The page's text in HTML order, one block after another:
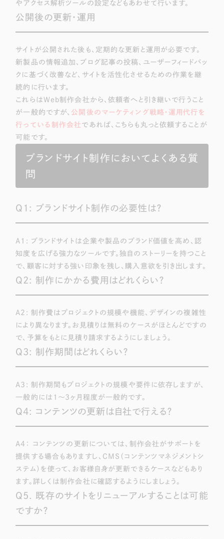
やアクセス解析ツールの設定などもあわせて行います。
公開後の更新・運用
サイトが公開された後も、定期的な更新と運用が必要です。
新製品の情報追加、ブログ記事の投稿、ユーザーフィードバッ
クに基づく改善など、サイトを活性化させるための作業を継
続的に行います。
これらはWeb制作会社から、依頼者へと引き継いで行うこと
が一般的ですが、 公開後のマーケティング戦略・運用代行を
行っている制作会社 であれば、こちらも丸っと依頼することが
可能です。
ブランドサイト制作においてよくある質
問
Q1: ブランドサイト制作の必要性は？
A1: ブランドサイトは企業や製品のブランド価値を高め、認
知度を広げる強力なツールです。独自のストーリーを持つこと
で、顧客に対する強い印象を残し、購入意欲を引き出します。
Q2: 制作にかかる費用はどれくらい？
A2: 制作費はプロジェクトの規模や機能、デザインの複雑性
により異なります。お見積りは無料のケースがほとんどですの
で、予算をもとに見積り請求するようにしましょう。
Q3: 制作期間はどれくらい？
A3: 制作期間もプロジェクトの規模や要件に依存しますが、
一般的には1〜3ヶ月程度が一般的です。
Q4: コンテンツの更新は自社で行える？
A4： コンテンツの更新については、制作会社がサポートを
提供する場合もありますし、CMS（コンテンツマネジメントシ
ステム）を使って、お客様自身が更新できるケースなどもあり
ます。詳しくは制作会社に確認するようにしましょう。
Q5. 既存のサイトをリニューアルすることは可能
ですか？